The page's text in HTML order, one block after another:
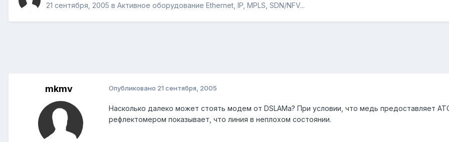
21 сентября, 2005 в Активное оборудование Ethernet, IP, MPLS, SDN/NFV...
mkmv Опубликовано 21 сентября, 2005
Насколько далеко может стоять модем от DSLAMа? При условии, что медь предоставляет
рефлектомером показывает, что линия в неплохом состоянии.